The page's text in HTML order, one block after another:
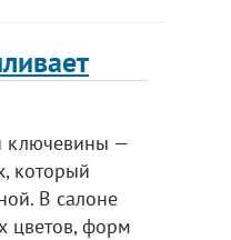
ключевины —
который
В салоне
цветов, форм